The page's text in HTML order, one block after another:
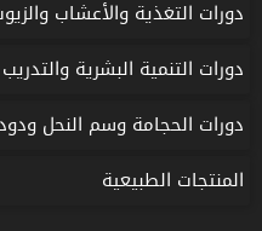
دورات التغذية والأعشاب
دورات التنمية البشرية والتدريب
دورات الحجامة وسم النحل
المنتجات الطبيعية